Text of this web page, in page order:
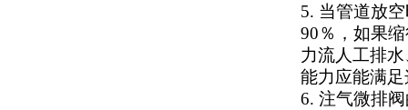
5. 当管道放
90％，如果
力流人工排
能力应能满
6. 注气微排